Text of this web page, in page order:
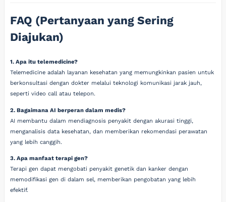
FAQ (Pertanyaan yang Sering
Diajukan)
1. Apa itu telemedicine?
Telemedicine adalah layanan kesehatan yang memungkinkan pasien untuk
berkonsultasi dengan dokter melalui teknologi komunikasi jarak jauh,
seperti video call atau telepon.
2. Bagaimana AI berperan dalam medis?
AI membantu dalam mendiagnosis penyakit dengan akurasi tinggi,
menganalisis data kesehatan, dan memberikan rekomendasi perawatan
yang lebih canggih.
3. Apa manfaat terapi gen?
Terapi gen dapat mengobati penyakit genetik dan kanker dengan
memodifikasi gen di dalam sel, memberikan pengobatan yang lebih
efektif.